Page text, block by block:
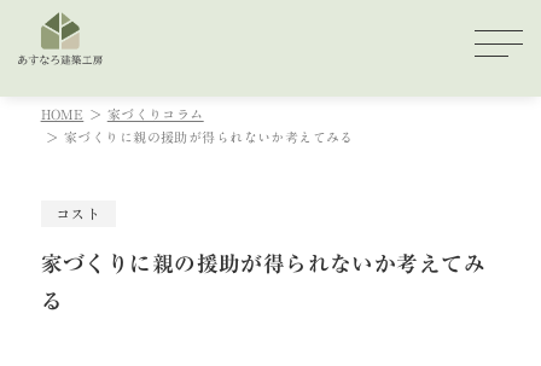
HOME
家づくりコラム
家づくりに親の援助が得られないか考えてみる
コスト
家づくりに親の援助が得られないか考えてみ
る